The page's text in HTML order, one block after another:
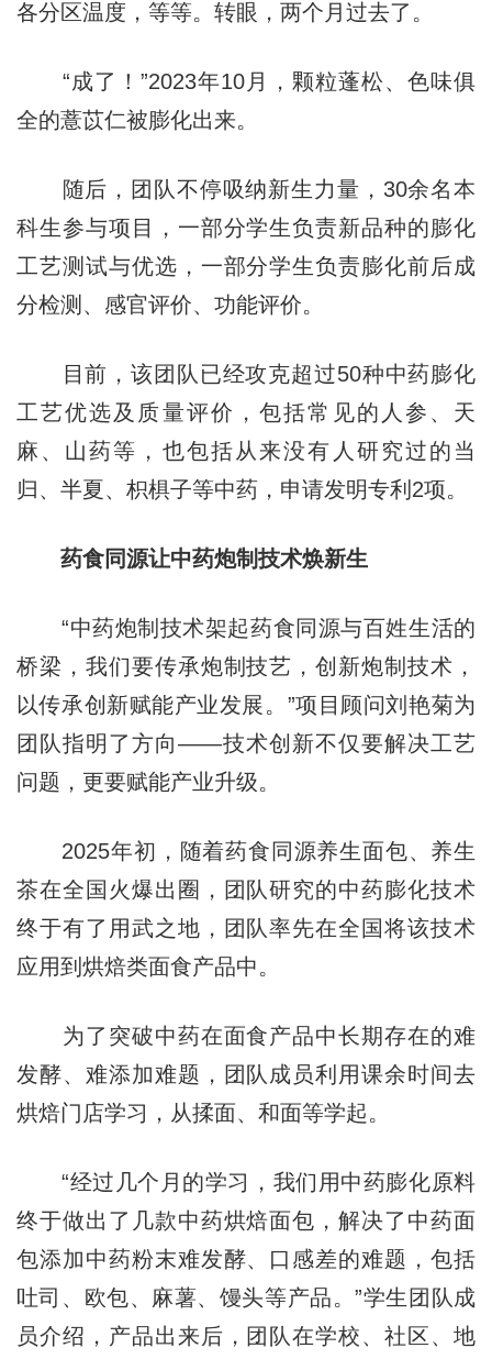
各分区温度，等等。转眼，两个月过去了。
“成了！”2023年10月，颗粒蓬松、色味俱
全的薏苡仁被膨化出来。
随后，团队不停吸纳新生力量，30余名本
科生参与项目，一部分学生负责新品种的膨化
工艺测试与优选，一部分学生负责膨化前后成
分检测、感官评价、功能评价。
目前，该团队已经攻克超过50种中药膨化
工艺优选及质量评价，包括常见的人参、天
麻、山药等，也包括从来没有人研究过的当
归、半夏、枳椇子等中药，申请发明专利2项。
药食同源让中药炮制技术焕新生
“中药炮制技术架起药食同源与百姓生活的
桥梁，我们要传承炮制技艺，创新炮制技术，
以传承创新赋能产业发展。”项目顾问刘艳菊为
团队指明了方向——技术创新不仅要解决工艺
问题，更要赋能产业升级。
2025年初，随着药食同源养生面包、养生
茶在全国火爆出圈，团队研究的中药膨化技术
终于有了用武之地，团队率先在全国将该技术
应用到烘焙类面食产品中。
为了突破中药在面食产品中长期存在的难
发酵、难添加难题，团队成员利用课余时间去
烘焙门店学习，从揉面、和面等学起。
“经过几个月的学习，我们用中药膨化原料
终于做出了几款中药烘焙面包，解决了中药面
包添加中药粉末难发酵、口感差的难题，包括
吐司、欧包、麻薯、馒头等产品。”学生团队成
员介绍，产品出来后，团队在学校、社区、地